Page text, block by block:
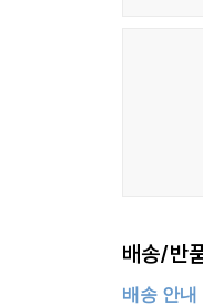
배송/반
배송 안내